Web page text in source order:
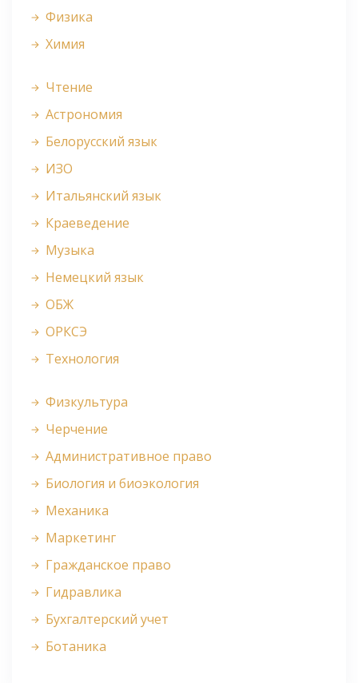
Физика
Химия
Чтение
Астрономия
Белорусский язык
ИЗО
Итальянский язык
Краеведение
Музыка
Немецкий язык
ОБЖ
ОРКСЭ
Технология
Физкультура
Черчение
Административное право
Биология и биоэкология
Механика
Маркетинг
Гражданское право
Гидравлика
Бухгалтерский учет
Ботаника